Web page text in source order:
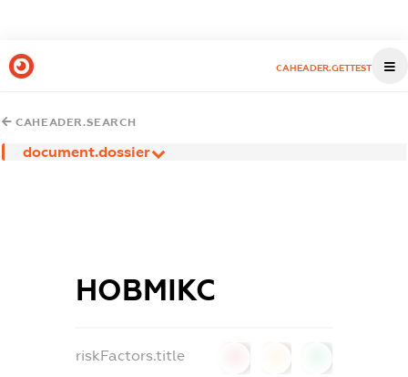
CAHEADER.GETTEST
CAHEADER.SEARCH
document.dossier
НОВМІКС
riskFactors.title